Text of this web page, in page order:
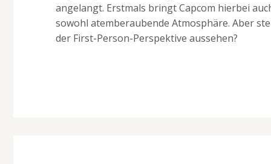
angelangt. Erstmals bringt Capcom hierbei
sowohl atemberaubende Atmosphäre. Aber
der First-Person-Perspektive aussehen?